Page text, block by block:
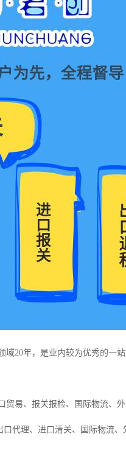
20年，是业内较为优秀的一
易、报关报检、国际物流、
代理、进口清关、国际物流、